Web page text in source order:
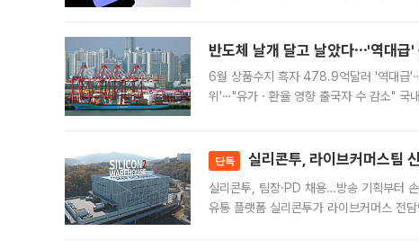
반도체 날개 달고 날았다⋯'역대
6월 상품수지 흑자 478.9억달러 '역대급
위'⋯"유가ㆍ환율 영향 출국자 수 감소" 국
단독 실리콘투, 라이브커머스팀
실리콘투, 팀장·PD 채용…방송 기획부터
유통 플랫폼 실리콘투가 라이브커머스 전